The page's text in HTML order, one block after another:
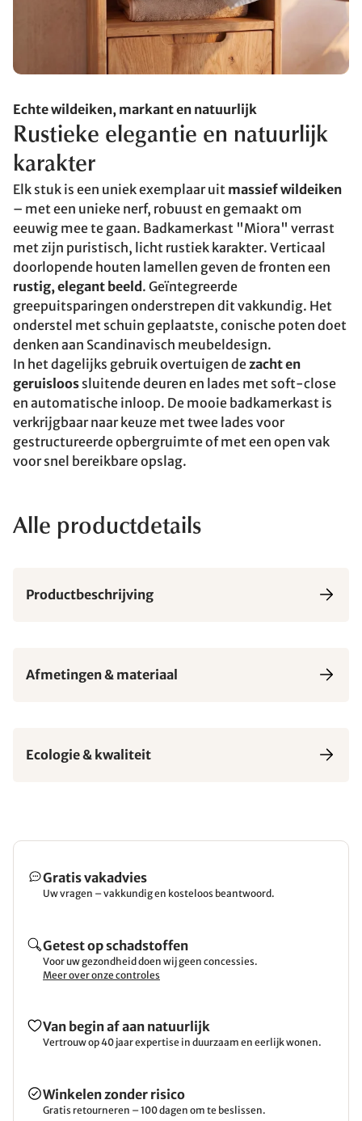
Echte wildeiken, markant en natuurlijk
Rustieke elegantie en natuurlijk
karakter
Elk stuk is een uniek exemplaar uit massief wildeiken
– met een unieke nerf, robuust en gemaakt om
eeuwig mee te gaan. Badkamerkast "Miora" verrast
met zijn puristisch, licht rustiek karakter. Verticaal
doorlopende houten lamellen geven de fronten een
rustig, elegant beeld. Geïntegreerde
greepuitsparingen onderstrepen dit vakkundig. Het
onderstel met schuin geplaatste, conische poten doet
denken aan Scandinavisch meubeldesign.
In het dagelijks gebruik overtuigen dezacht en
geruisloos sluitende deuren en lades met soft-close
en automatische inloop. De mooie badkamerkast is
verkrijgbaar naar keuze met twee lades voor
gestructureerde opbergruimte of met een open vak
voor snel bereikbare opslag.
Alle productdetails
Productbeschrijving
Afmetingen & materiaal
Ecologie & kwaliteit
Gratis vakadvies
Uw vragen – vakkundig en kosteloos beantwoord.
Getest op schadstoffen
Voor uw gezondheid doen wij geen concessies.
Meer over onze controles
Van begin af aan natuurlijk
Vertrouw op 40 jaar expertise in duurzaam en eerlijk wonen.
Winkelen zonder risico
Gratis retourneren – 100 dagen om te beslissen.